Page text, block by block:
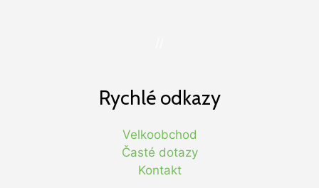
Rychlé odkazy
Velkoobchod
Časté dotazy
Kontakt